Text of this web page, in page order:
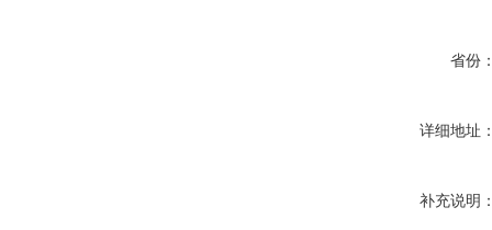
省份
详细地址
补充说明